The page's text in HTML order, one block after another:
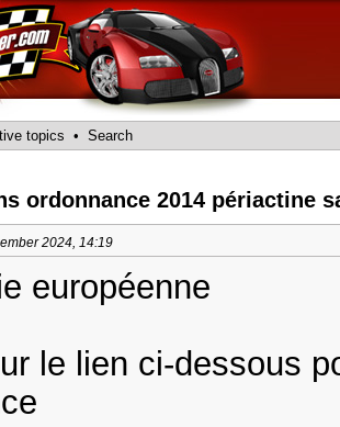
topics • Search
ordonnance 2014 périactine
2024, 14:19
européenne
le lien ci-dessous